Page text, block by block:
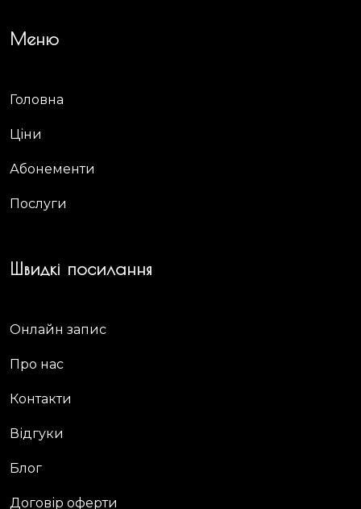
Меню
Головна
Ціни
Абонементи
Послуги
Швидкі посилання
Онлайн запис
Про нас
Контакти
Відгуки
Блог
Договір оферти